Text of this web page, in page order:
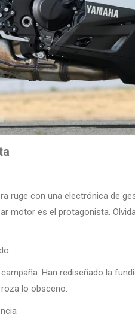
ruge con una electrónica de
motor es el protagonista.
Han rediseñado la
lo obsceno.